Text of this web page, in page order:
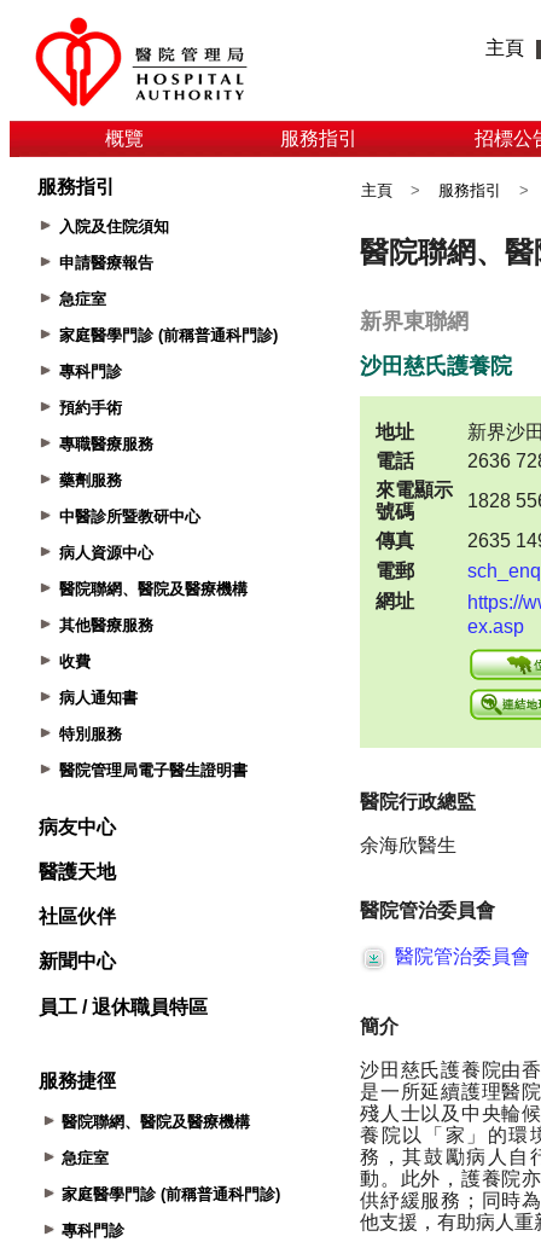
主頁
概覽 服務指引 招標公
服務指引
入院及住院須知
申請醫療報告
急症室
家庭醫學門診 (前稱普通科門診)
專科門診
預約手術
專職醫療服務
藥劑服務
中醫診所暨教研中心
病人資源中心
醫院聯網、醫院及醫療機構
其他醫療服務
收費
病人通知書
特別服務
醫院管理局電子醫生證明書
病友中心
醫護天地
社區伙伴
新聞中心
員工 / 退休職員特區
服務捷徑
醫院聯網、醫院及醫療機構
急症室
家庭醫學門診 (前稱普通科門診)
專科門診
主頁 > 服務指引 >